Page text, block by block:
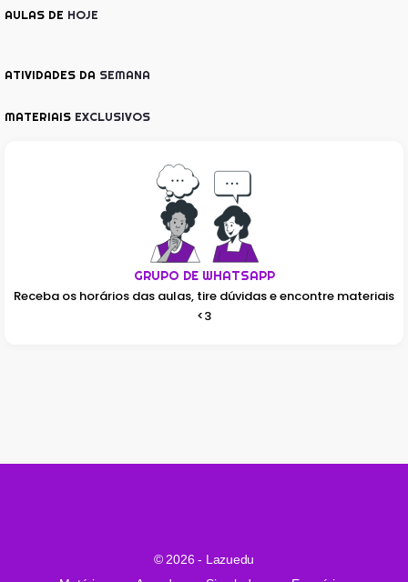
AULAS DE HOJE
ATIVIDADES DA SEMANA
MATERIAIS EXCLUSIVOS
GRUPO DE WHATSAPP
Receba os horários das aulas, tire dúvidas e encontre materiais
<3
© 2026 - Lazuedu